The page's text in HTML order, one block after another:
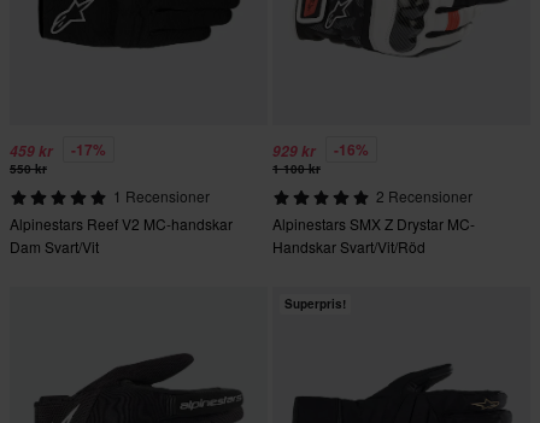
459 kr -17%
550 kr
1 Recensioner
Alpinestars Reef V2 MC-handskar
Dam Svart/Vit
929 kr -16%
1 100 kr
2 Recensioner
Alpinestars SMX Z Drystar MC-
Handskar Svart/Vit/Röd
Superpris!